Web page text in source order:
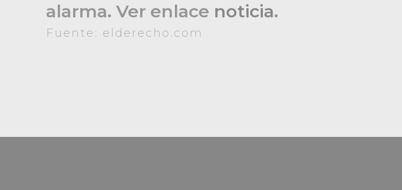
alarma. Ver enlace noticia.
Fuente: elderecho.com